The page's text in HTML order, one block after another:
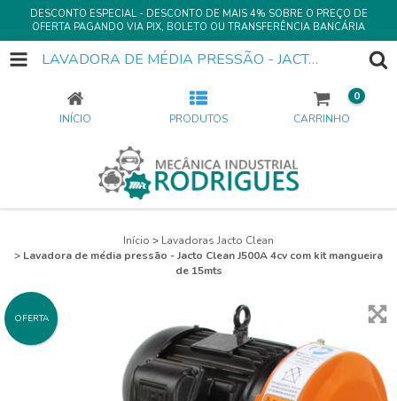
DESCONTO ESPECIAL - DESCONTO DE MAIS 4% SOBRE O PREÇO DE
OFERTA PAGANDO VIA PIX, BOLETO OU TRANSFERÊNCIA BANCÁRIA
LAVADORA DE MÉDIA PRESSÃO - JACTO CLEAN J500A 4CV COM KIT MANGUEIRA DE 15MTS
INÍCIO PRODUTOS CARRINHO
0
Início > Lavadoras Jacto Clean
> Lavadora de média pressão - Jacto Clean J500A 4cv com kit mangueira
de 15mts
OFERTA